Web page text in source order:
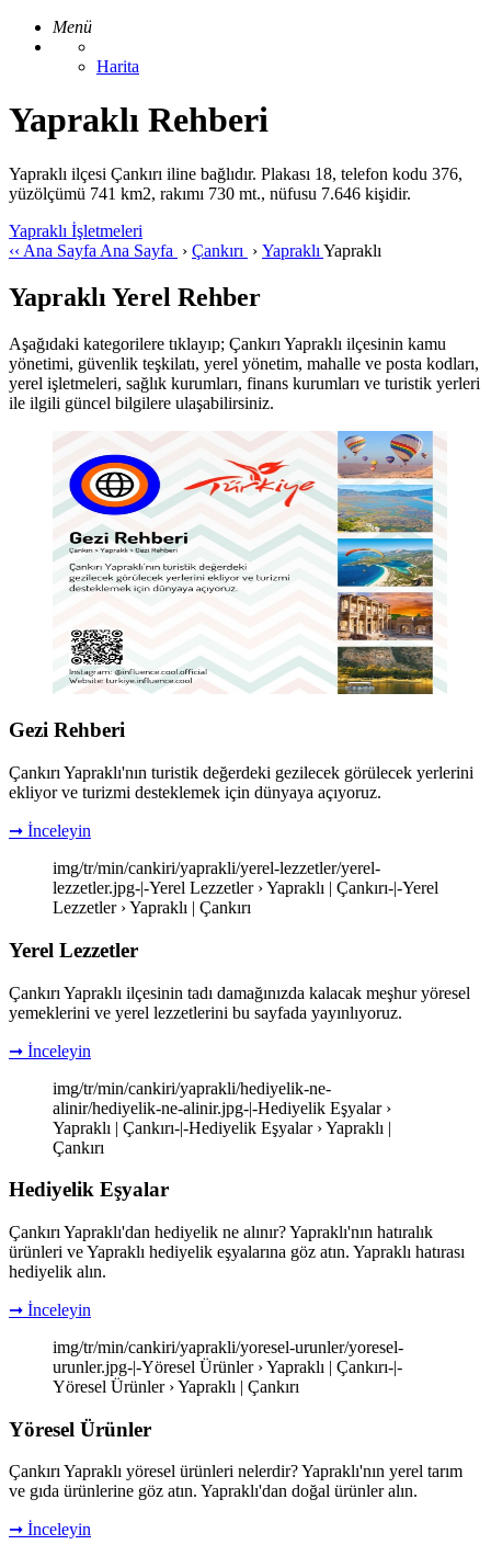
Menü
Harita
Yapraklı Rehberi
Yapraklı ilçesi Çankırı iline bağlıdır. Plakası 18, telefon kodu 376,
yüzölçümü 741 km2, rakımı 730 mt., nüfusu 7.646 kişidir.
Yapraklı İşletmeleri
‹‹ Ana Sayfa Ana Sayfa › Çankırı › Yapraklı Yapraklı
Yapraklı Yerel Rehber
Aşağıdaki kategorilere tıklayıp; Çankırı Yapraklı ilçesinin kamu
yönetimi, güvenlik teşkilatı, yerel yönetim, mahalle ve posta kodları,
yerel işletmeleri, sağlık kurumları, finans kurumları ve turistik yerleri
ile ilgili güncel bilgilere ulaşabilirsiniz.
Gezi Rehberi
Çankırı Yapraklı'nın turistik değerdeki gezilecek görülecek yerlerini
ekliyor ve turizmi desteklemek için dünyaya açıyoruz.
➞ İnceleyin
img/tr/min/cankiri/yaprakli/yerel-lezzetler/yerel-
lezzetler.jpg-|-Yerel Lezzetler › Yapraklı | Çankırı-|-Yerel
Lezzetler › Yapraklı | Çankırı
Yerel Lezzetler
Çankırı Yapraklı ilçesinin tadı damağınızda kalacak meşhur yöresel
yemeklerini ve yerel lezzetlerini bu sayfada yayınlıyoruz.
➞ İnceleyin
img/tr/min/cankiri/yaprakli/hediyelik-ne-
alinir/hediyelik-ne-alinir.jpg-|-Hediyelik Eşyalar ›
Yapraklı | Çankırı-|-Hediyelik Eşyalar › Yapraklı |
Çankırı
Hediyelik Eşyalar
Çankırı Yapraklı'dan hediyelik ne alınır? Yapraklı'nın hatıralık
ürünleri ve Yapraklı hediyelik eşyalarına göz atın. Yapraklı hatırası
hediyelik alın.
➞ İnceleyin
img/tr/min/cankiri/yaprakli/yoresel-urunler/yoresel-
urunler.jpg-|-Yöresel Ürünler › Yapraklı | Çankırı-|-
Yöresel Ürünler › Yapraklı | Çankırı
Yöresel Ürünler
Çankırı Yapraklı yöresel ürünleri nelerdir? Yapraklı'nın yerel tarım
ve gıda ürünlerine göz atın. Yapraklı'dan doğal ürünler alın.
➞ İnceleyin